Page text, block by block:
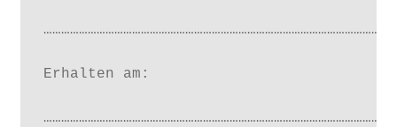
Erhalten am: